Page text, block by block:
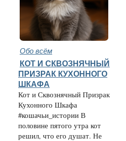
Обо всём
КОТ И СКВОЗНЯЧНЫЙ
ПРИЗРАК КУХОННОГО
ШКАФА
Кот и Сквознячный Призрак
Кухонного Шкафа
#кошачьи_истории В
половине пятого утра кот
решил, что его душат. Не